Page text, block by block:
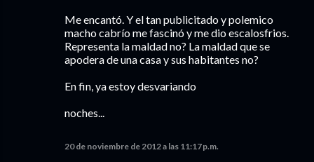
Me encantó. Y el tan publicitado y polemico
macho cabrío me fascinó y me dio escalosfrios.
Representa la maldad no? La maldad que se
apodera de una casa y sus habitantes no?
En fin, ya estoy desvariando
noches...
20 de noviembre de 2012 a las 11:17 p.m.